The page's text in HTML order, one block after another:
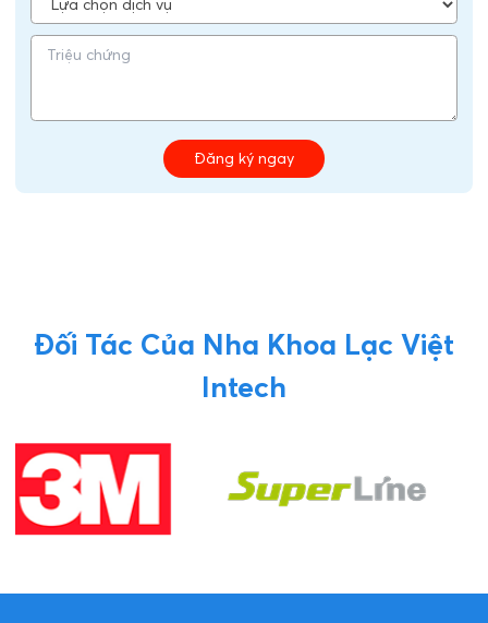
Đăng ký ngay
Đối Tác Của Nha Khoa Lạc Việt
Intech